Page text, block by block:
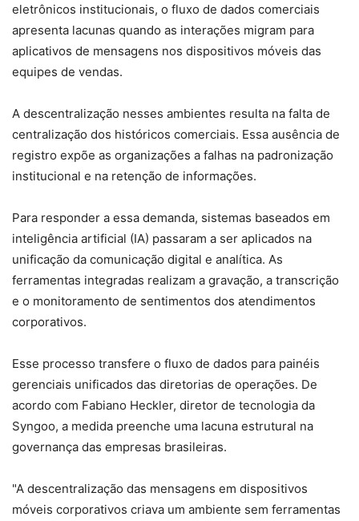
eletrônicos institucionais, o fluxo de dados comerciais
apresenta lacunas quando as interações migram para
aplicativos de mensagens nos dispositivos móveis das
equipes de vendas.
A descentralização nesses ambientes resulta na falta de
centralização dos históricos comerciais. Essa ausência de
registro expõe as organizações a falhas na padronização
institucional e na retenção de informações.
Para responder a essa demanda, sistemas baseados em
inteligência artificial (IA) passaram a ser aplicados na
unificação da comunicação digital e analítica. As
ferramentas integradas realizam a gravação, a transcrição
e o monitoramento de sentimentos dos atendimentos
corporativos.
Esse processo transfere o fluxo de dados para painéis
gerenciais unificados das diretorias de operações. De
acordo com Fabiano Heckler, diretor de tecnologia da
Syngoo, a medida preenche uma lacuna estrutural na
governança das empresas brasileiras.
"A descentralização das mensagens em dispositivos
móveis corporativos criava um ambiente sem ferramentas